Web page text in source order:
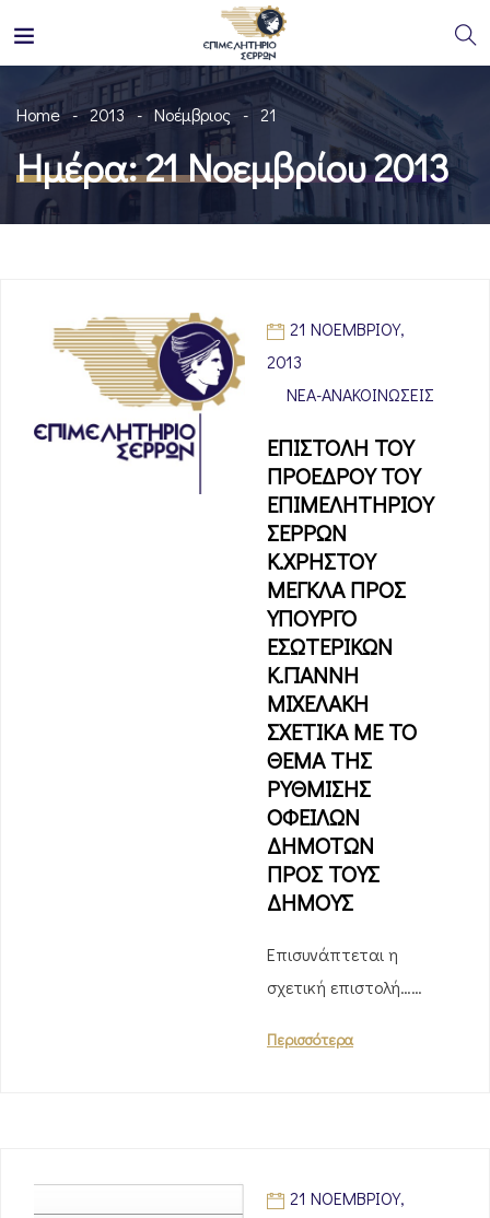
Home 2013 Νοέμβριος 21
Ημέρα:21 Νοεμβρίου 2013
21 ΝΟΕΜΒΡΊΟΥ,
2013
ΝΈΑ-ΑΝΑΚΟΙΝΏΣΕΙΣ
ΕΠΙΣΤΟΛΗ ΤΟΥ
ΠΡΟΕΔΡΟΥ ΤΟΥ
ΕΠΙΜΕΛΗΤΗΡΙΟΥ
ΣΕΡΡΩΝ
Κ.ΧΡΗΣΤΟΥ
ΜΕΓΚΛΑ ΠΡΟΣ
ΥΠΟΥΡΓΟ
ΕΣΩΤΕΡΙΚΩΝ
Κ.ΓΙΑΝΝΗ
ΜΙΧΕΛΑΚΗ
ΣΧΕΤΙΚΑ ΜΕ ΤΟ
ΘΕΜΑ ΤΗΣ
ΡΥΘΜΙΣΗΣ
ΟΦΕΙΛΩΝ
ΔΗΜΟΤΩΝ
ΠΡΟΣ ΤΟΥΣ
ΔΗΜΟΥΣ
Επισυνάπτεται η
σχετική επιστολή……
Περισσότερα
21 ΝΟΕΜΒΡΊΟΥ,